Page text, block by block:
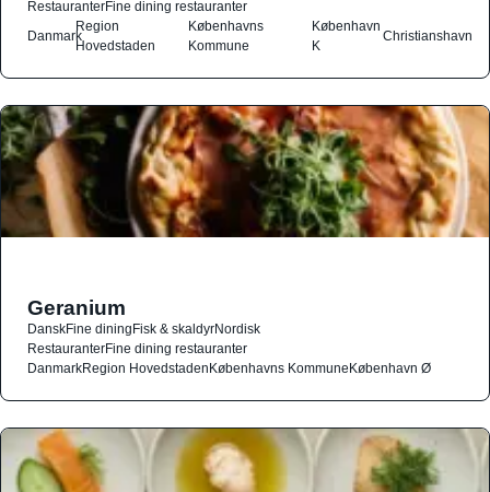
RestauranterFine dining restauranter
Danmark
Region
Hovedstaden
Københavns
Kommune
København
K
Christianshavn
Geranium
DanskFine diningFisk & skaldyrNordisk
RestauranterFine dining restauranter
DanmarkRegion HovedstadenKøbenhavns KommuneKøbenhavn Ø